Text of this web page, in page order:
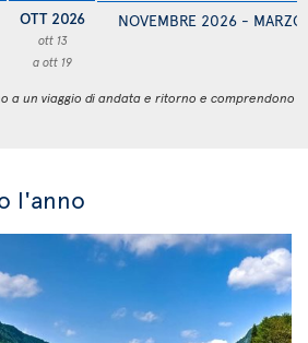
OTT 2026
ott 13
a ott 19
NOVEMBRE 2026 -
a un viaggio di andata e ritorno e comprendono
l'anno